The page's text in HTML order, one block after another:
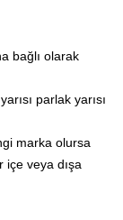
bağlı olarak
parlak yarısı
marka olursa
içe veya dışa